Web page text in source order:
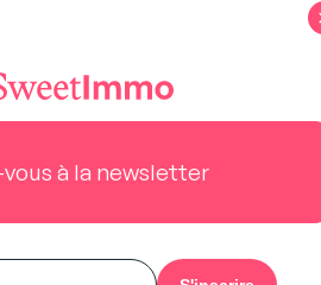
qui sont
petites villes situées à 1
au point de
un prix au
à la newsletter